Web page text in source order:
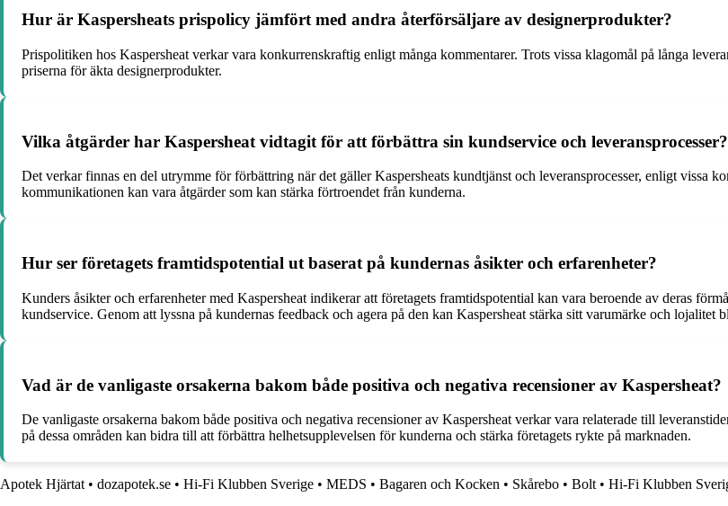
Hur är Kaspersheats prispolicy jämfört med andra återförsäljare av designerprodukter?
Prispolitiken hos Kaspersheat verkar vara konkurrenskraftig enligt många kommentarer. Trots vissa klagomål på långa
priserna för äkta designerprodukter.
Vilka åtgärder har Kaspersheat vidtagit för att förbättra sin kundservice och leveransprocesser?
Det verkar finnas en del utrymme för förbättring när det gäller Kaspersheats kundtjänst och leveransprocesser, enligt vissa
kommunikationen kan vara åtgärder som kan stärka förtroendet från kunderna.
Hur ser företagets framtidspotential ut baserat på kundernas åsikter och erfarenheter?
Kunders åsikter och erfarenheter med Kaspersheat indikerar att företagets framtidspotential kan vara beroende av deras
kundservice. Genom att lyssna på kundernas feedback och agera på den kan Kaspersheat stärka sitt varumärke och lojalitet
Vad är de vanligaste orsakerna bakom både positiva och negativa recensioner av Kaspersheat?
De vanligaste orsakerna bakom både positiva och negativa recensioner av Kaspersheat verkar vara relaterade till
på dessa områden kan bidra till att förbättra helhetsupplevelsen för kunderna och stärka företagets rykte på marknaden.
Apotek Hjärtat • dozapotek.se • Hi-Fi Klubben Sverige • MEDS • Bagaren och Kocken • Skårebo • Bolt • Hi-Fi Klubben